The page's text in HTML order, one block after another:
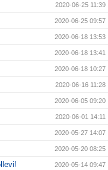
2020-06-25 11:39
2020-06-25 09:57
2020-06-18 13:53
2020-06-18 13:41
2020-06-18 10:27
2020-06-16 11:28
2020-06-05 09:20
2020-06-01 14:11
2020-05-27 14:07
2020-05-20 08:25
2020-05-14 09:47